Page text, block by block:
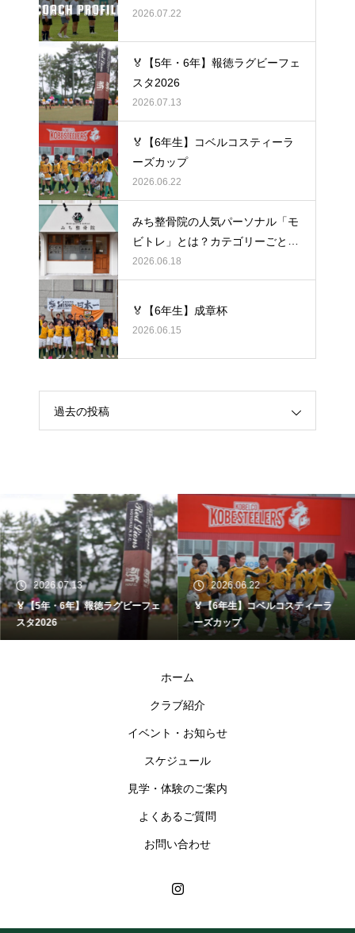
2026.07.22
🏅【5年・6年】報徳ラグビーフェ
スタ2026
2026.07.13
🏅【6年生】コベルコスティーラ
ーズカップ
2026.06.22
みち整骨院の人気パーソナル「モ
ビトレ」とは？カテゴリーごとの
ラグビーの悩みをヒントに考え
る、身体のケア
2026.06.18
🏅【6年生】成章杯
2026.06.15
過去の投稿
2026.07.13
🏅【5年・6年】報徳ラグビーフェ
スタ2026
2026.06.22
🏅【6年生】コベルコスティーラ
ーズカップ
ホーム
クラブ紹介
イベント・お知らせ
スケジュール
見学・体験のご案内
よくあるご質問
お問い合わせ